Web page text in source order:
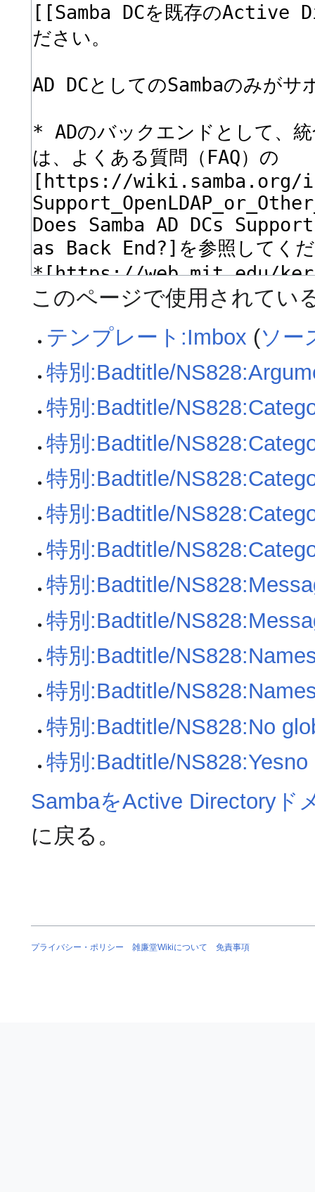
このページで使用されてい
テンプレート:Imbox (ソー
特別:Badtitle/
特別:Badtitle/
特別:Badtitle/
特別:Badtitle/
特別:Badtitle/
特別:Badtitle/
特別:Badtitle/
特別:Badtitle/
特別:Badtitle/
特別:Badtitle/
特別:Badtitle/NS828:No
特別:Badtitle/NS828:Yesno
SambaをActive Directoryド
に戻る。
プライバシー・ポリシー 雑廉堂Wikiについて 免責事項